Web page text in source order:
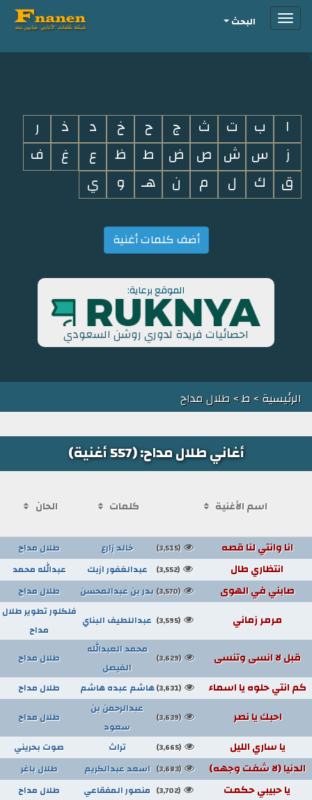
i
Toggleالبحث
ا ب ت ث ج ح خ د ذ
ر
ز
س ش ص ض ط ظ ع غ
ف
ق
ك ل م ن هـ و ي
أضف كلمات أغنية
الموقع برعاية:
احصائيات فريدة لدوري روشن السعودي
الرئيسية> ط> طلال مداح
أغاني طلال مداح: (557 أغنية)
اسم الأغنية كلمات الحان
انا وانتي لنا قصه (3,515) خالد زارع طلال مداح
انتظاري طال (3,552) عبدالغفور ازبك عبدالله محمد
صابني في الهوى (3,570) بدر بن عبدالمحسن طلال مداح
مرمر زماني (3,595) عبداللطيف البناي
فلكلور تطوير طلال
مداح
قبل لا انسى وتنسى (3,629)
محمد العبدالله
الفيصل
طلال مداح
كم انتي حلوه يا اسماء (3,631) هاشم عبده هاشم طلال مداح
احبك يا نصر (3,639)
عبدالرحمن بن
سعود
طلال مداح
يا ساري الليل (3,665) تراث صوت بحريني
الدنيا (لا شفت وجهه) (3,683) اسعد عبدالكريم طلال باغر
يا حبيبي حكمت (3,702) منصور المفقاعي طلال مداح